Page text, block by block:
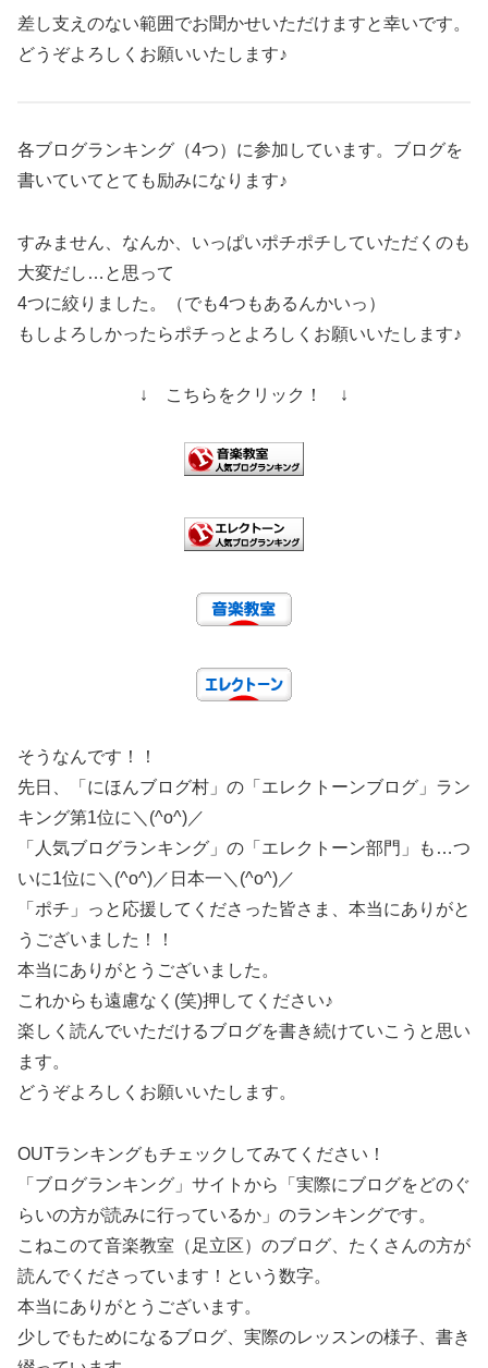
差し支えのない範囲でお聞かせいただけますと幸いです。
どうぞよろしくお願いいたします♪
各ブログランキング（4つ）に参加しています。ブログを
書いていてとても励みになります♪
すみません、なんか、いっぱいポチポチしていただくのも
大変だし…と思って
4つに絞りました。（でも4つもあるんかいっ）
もしよろしかったらポチっとよろしくお願いいたします♪
↓ こちらをクリック！ ↓
そうなんです！！
先日、「にほんブログ村」の「エレクトーンブログ」ラン
キング第1位に＼(^o^)／
「人気ブログランキング」の「エレクトーン部門」も…つ
いに1位に＼(^o^)／日本一＼(^o^)／
「ポチ」っと応援してくださった皆さま、本当にありがと
うございました！！
本当にありがとうございました。
これからも遠慮なく(笑)押してください♪
楽しく読んでいただけるブログを書き続けていこうと思い
ます。
どうぞよろしくお願いいたします。
OUTランキングもチェックしてみてください！
「ブログランキング」サイトから「実際にブログをどのぐ
らいの方が読みに行っているか」のランキングです。
こねこのて音楽教室（足立区）のブログ、たくさんの方が
読んでくださっています！という数字。
本当にありがとうございます。
少しでもためになるブログ、実際のレッスンの様子、書き